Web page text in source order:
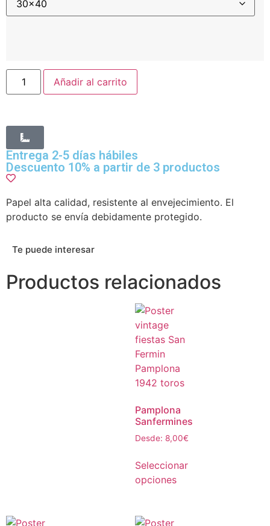
Añadir al carrito
Entrega 2-5 días hábiles
Descuento 10% a partir de 3 productos
Papel alta calidad, resistente al envejecimiento. El
producto se envía debidamente protegido.
Te puede interesar
Productos relacionados
Pamplona
Sanfermines
Desde: 8,00€
Seleccionar
opciones